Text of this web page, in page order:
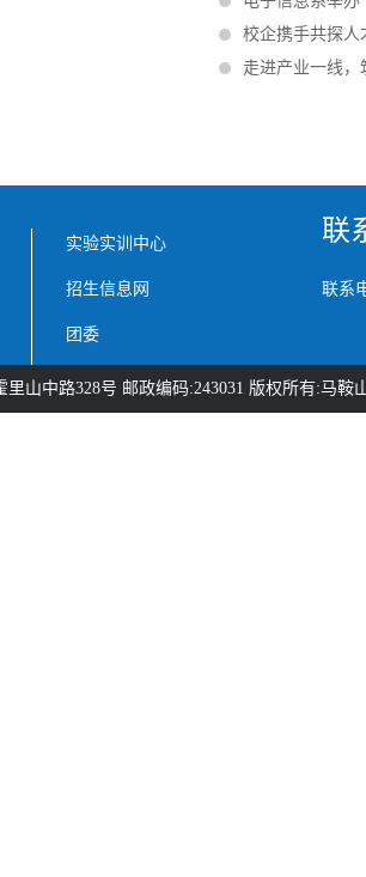
校企携手共探
走进产业一线
实验实训中心
招生信息网
团委
联
联系
里山中路328号 邮政编码:243031 版权所有:马